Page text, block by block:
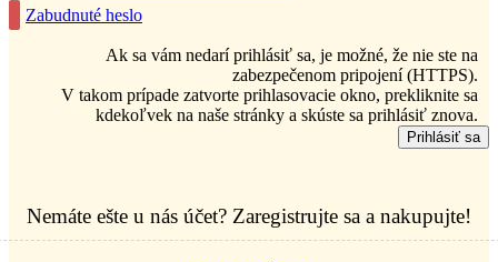
Zabudnuté heslo
Ak sa vám nedarí prihlásiť sa, je možné, že nie ste na
zabezpečenom pripojení (HTTPS).
V takom prípade zatvorte prihlasovacie okno, prekliknite sa
kdekoľvek na naše stránky a skúste sa prihlásiť znova.
Prihlásiť sa
Nemáte ešte u nás účet? Zaregistrujte sa a nakupujte!